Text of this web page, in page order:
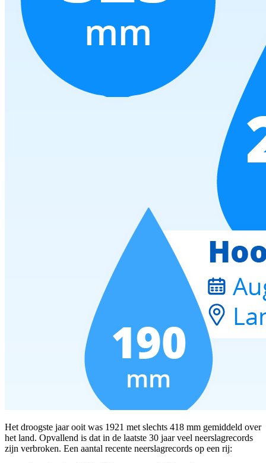
Het droogste jaar ooit was 1921 met slechts 418 mm gemiddeld over
het land. Opvallend is dat in de laatste 30 jaar veel neerslagrecords
zijn verbroken. Een aantal recente neerslagrecords op een rij: